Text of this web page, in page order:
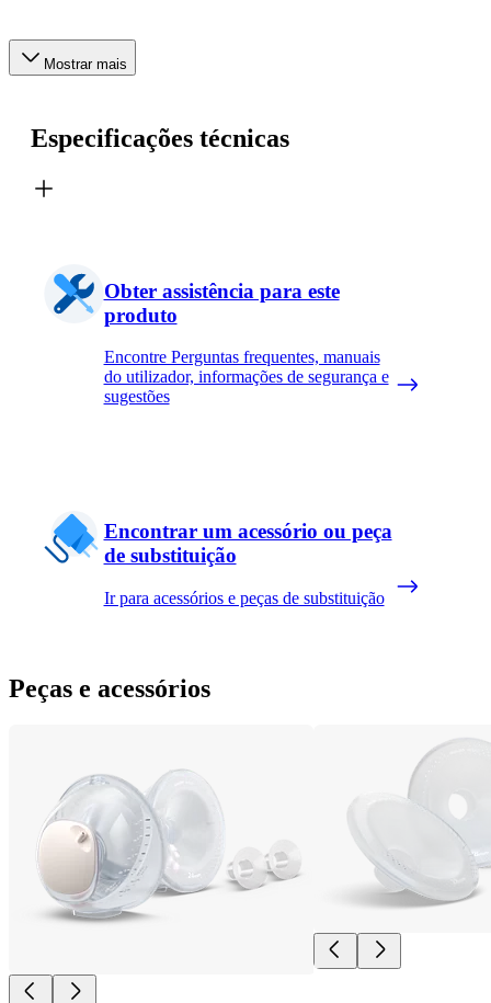
Mostrar mais
Especificações técnicas
Obter assistência para este
produto
Encontre Perguntas frequentes, manuais
do utilizador, informações de segurança e
sugestões
Encontrar um acessório ou peça
de substituição
Ir para acessórios e peças de substituição
Peças e acessórios